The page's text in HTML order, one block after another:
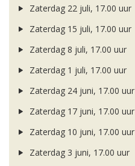
Zaterdag 22 juli, 17.00 uur
Zaterdag 15 juli, 17.00 uur
Zaterdag 8 juli, 17.00 uur
Zaterdag 1 juli, 17.00 uur
Zaterdag 24 juni, 17.00 uur
Zaterdag 17 juni, 17.00 uur
Zaterdag 10 juni, 17.00 uur
Zaterdag 3 juni, 17.00 uur